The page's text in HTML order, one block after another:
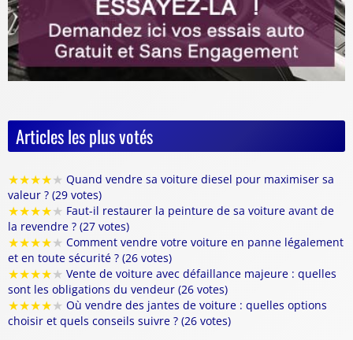
Articles les plus votés
★★★★★ Quand vendre sa voiture diesel pour maximiser sa
valeur ? (29 votes)
★★★★★ Faut-il restaurer la peinture de sa voiture avant de
la revendre ? (27 votes)
★★★★★ Comment vendre votre voiture en panne légalement
et en toute sécurité ? (26 votes)
★★★★★ Vente de voiture avec défaillance majeure : quelles
sont les obligations du vendeur (26 votes)
★★★★★ Où vendre des jantes de voiture : quelles options
choisir et quels conseils suivre ? (26 votes)